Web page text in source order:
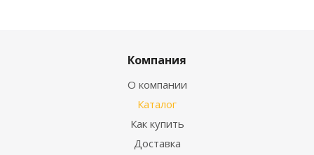
Компания
О компании
Каталог
Как купить
Доставка